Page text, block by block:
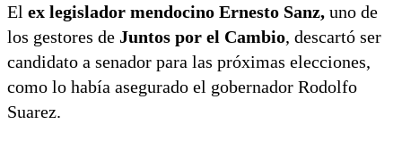
El ex legislador mendocino Ernesto Sanz, uno de
los gestores de Juntos por el Cambio, descartó ser
candidato a senador para las próximas elecciones,
como lo había asegurado el gobernador Rodolfo
Suarez.